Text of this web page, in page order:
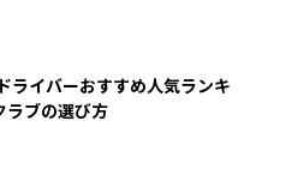
ライバーおすすめ人気ランキ
ラブの選び方